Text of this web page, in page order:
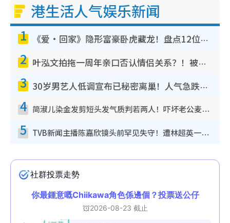
港生活人气娱乐新闻
1 《爱·回家》隐形富豪卧虎藏龙！盘点12位财气逼人的有钱艺人：这位美女3亿身家不愁做
2 叶泓文拍拖一周年亲口否认情侣关系？！被质疑感情造假竟称GM“普通同事”
3 30岁男艺人低调宣布已秘密离巢！人气急跌变失踪人口：“这几年过得并不容易”
4 简淑儿染金发剪短头发气质判若两人！吓坏老公麦大力都认不出：“你做什么？”
5 TVB新闻主播陈嘉欣镜头前罕见失守！遭林超英一句话突袭吓坏当场大笑